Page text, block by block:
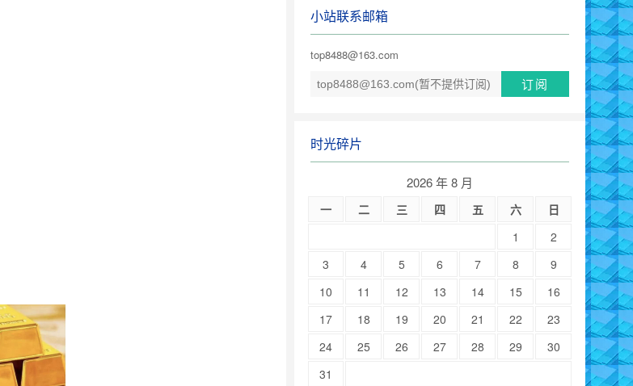
小站联系邮箱
top8488@163.com
时光碎片
2026 年 8 月
一 二 三 四 五 六
日
1
2
3
4 5 6 7 8
9
10
11 12 13 14 15
16
17
18 19 20 21 22
23
24
25 26 27 28 29
30
31